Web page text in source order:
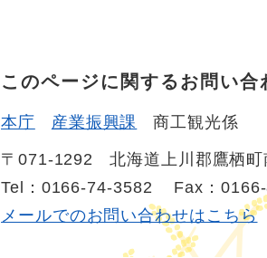
このページに関するお問い合
本庁 産業振興課 商工観光係
〒071-1292
北海道上川郡鷹栖
Tel：0166-74-3582
Fax：
メールでのお問い合わせはこちら